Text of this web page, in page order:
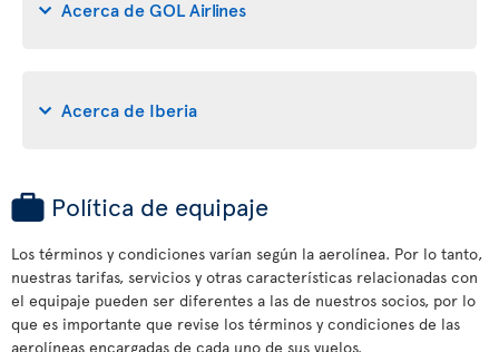
Acerca de GOL Airlines
Acerca de Iberia
Política de equipaje
Los términos y condiciones varían según la aerolínea. Por lo tanto,
nuestras tarifas, servicios y otras características relacionadas con
el equipaje pueden ser diferentes a las de nuestros socios, por lo
que es importante que revise los términos y condiciones de las
aerolíneas encargadas de cada uno de sus vuelos.